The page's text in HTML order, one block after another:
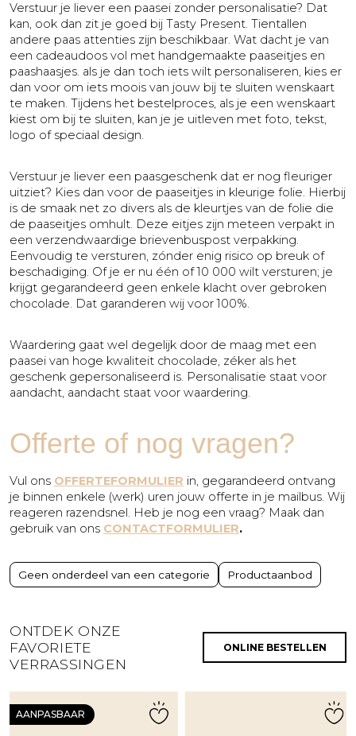
Verstuur je liever een paasei zonder personalisatie? Dat
kan, ook dan zit je goed bij Tasty Present. Tientallen
andere paas attenties zijn beschikbaar. Wat dacht je van
een cadeaudoos vol met handgemaakte paaseitjes en
paashaasjes. als je dan toch iets wilt personaliseren, kies er
dan voor om iets moois van jouw bij te sluiten wenskaart
te maken. Tijdens het bestelproces, als je een wenskaart
kiest om bij te sluiten, kan je je uitleven met foto, tekst,
logo of speciaal design.
Verstuur je liever een paasgeschenk dat er nog fleuriger
uitziet? Kies dan voor de paaseitjes in kleurige folie. Hierbij
is de smaak net zo divers als de kleurtjes van de folie die
de paaseitjes omhult. Deze eitjes zijn meteen verpakt in
een verzendwaardige brievenbuspost verpakking.
Eenvoudig te versturen, zónder enig risico op breuk of
beschadiging. Of je er nu één of 10 000 wilt versturen; je
krijgt gegarandeerd geen enkele klacht over gebroken
chocolade. Dat garanderen wij voor 100%.
Waardering gaat wel degelijk door de maag met een
paasei van hoge kwaliteit chocolade, zéker als het
geschenk gepersonaliseerd is. Personalisatie staat voor
aandacht, aandacht staat voor waardering.
Offerte of nog vragen?
Vul ons OFFERTEFORMULIER in, gegarandeerd ontvang
je binnen enkele (werk) uren jouw offerte in je mailbus. Wij
reageren razendsnel. Heb je nog een vraag? Maak dan
gebruik van ons CONTACTFORMULIER.
Geen onderdeel van een categorie Productaanbod
ONTDEK ONZE
FAVORIETE
VERRASSINGEN
ONLINE BESTELLEN
AANPASBAAR